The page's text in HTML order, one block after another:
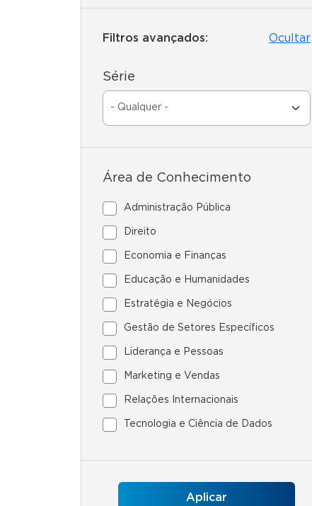
Filtros avançados: Ocultar
Série
Área de Conhecimento
Administração Pública
Direito
Economia e Finanças
Educação e Humanidades
Estratégia e Negócios
Gestão de Setores Específicos
Liderança e Pessoas
Marketing e Vendas
Relações Internacionais
Tecnologia e Ciência de Dados